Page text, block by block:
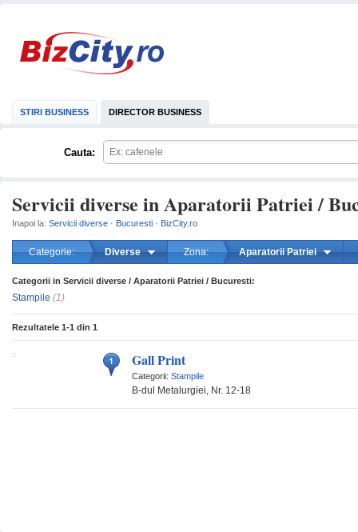
STIRI BUSINESS DIRECTOR BUSINESS
Cauta:
Servicii diverse in Aparatorii Patriei /
Inapoi la: Servicii diverse · Bucuresti · BizCity.ro
Categorie: Diverse Zona: Aparatorii Patriei
Categorii in Servicii diverse / Aparatorii Patriei / Bucuresti:
Stampile (1)
Rezultatele 1-1 din 1
Gall Print
Categorii: Stampile
B-dul Metalurgiei, Nr. 12-18